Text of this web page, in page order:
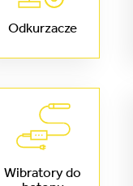
Odkurzacze
Wibratory do